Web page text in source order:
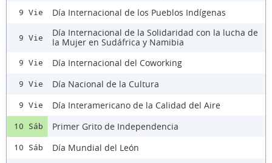
9 Vie Día Internacional de los Pueblos Indígenas
9 Vie
Día Internacional de la Solidaridad con la lucha de
la Mujer en Sudáfrica y Namibia
9 Vie Día Internacional del Coworking
9 Vie Día Nacional de la Cultura
9 Vie Día Interamericano de la Calidad del Aire
10 Sáb Primer Grito de Independencia
10 Sáb Día Mundial del León